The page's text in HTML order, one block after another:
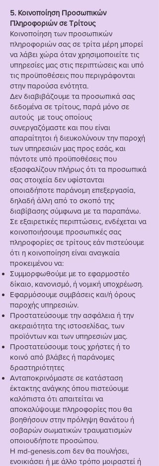
5. Κοινοποίηση Προσωπικών
Πληροφοριών σε Τρίτους
Κοινοποίηση των προσωπικών
πληροφοριών σας σε τρίτα μέρη μπορεί
να λάβει χώρα όταν χρησιμοποιείτε τις
υπηρεσίες μας στις περιπτώσεις και υπό
τις προϋποθέσεις που περιγράφονται
στην παρούσα ενότητα.
Δεν διαβιβάζουμε τα προσωπικά σας
δεδομένα σε τρίτους, παρά μόνο σε
αυτούς με τους οποίους
συνεργαζόμαστε και που είναι
απαραίτητοι ή διευκολύνουν την παροχή
των υπηρεσιών μας προς εσάς, και
πάντοτε υπό προϋποθέσεις που
εξασφαλίζουν πλήρως ότι τα προσωπικά
σας στοιχεία δεν υφίστανται
οποιαδήποτε παράνομη επεξεργασία,
δηλαδή άλλη από το σκοπό της
διαβίβασης σύμφωνα με τα παραπάνω.
Σε εξαιρετικές περιπτώσεις, ενδέχεται να
κοινοποιήσουμε προσωπικές σας
πληροφορίες σε τρίτους εάν πιστεύουμε
ότι η κοινοποίηση είναι αναγκαία
προκειμένου να:
Συμμορφωθούμε με το εφαρμοστέο
δίκαιο, κανονισμό, ή νομική υποχρέωση.
Εφαρμόσουμε συμβάσεις και/ή όρους
παροχής υπηρεσιών.
Προστατεύσουμε την ασφάλεια ή την
ακεραιότητα της ιστοσελίδας, των
προϊόντων και των υπηρεσιών μας.
Προστατεύσουμε τους χρήστες ή το
κοινό από βλάβες ή παράνομες
δραστηριότητες
Ανταποκρινόμαστε σε κατάσταση
έκτακτης ανάγκης όπου πιστεύουμε
καλόπιστα ότι απαιτείται να
αποκαλύψουμε πληροφορίες που θα
βοηθήσουν στην πρόληψη θανάτου ή
σοβαρών σωματικών τραυματισμών
οποιουδήποτε προσώπου.
Η md-genesis.com δεν θα πουλήσει,
ενοικιάσει ή με άλλο τρόπο μοιραστεί ή